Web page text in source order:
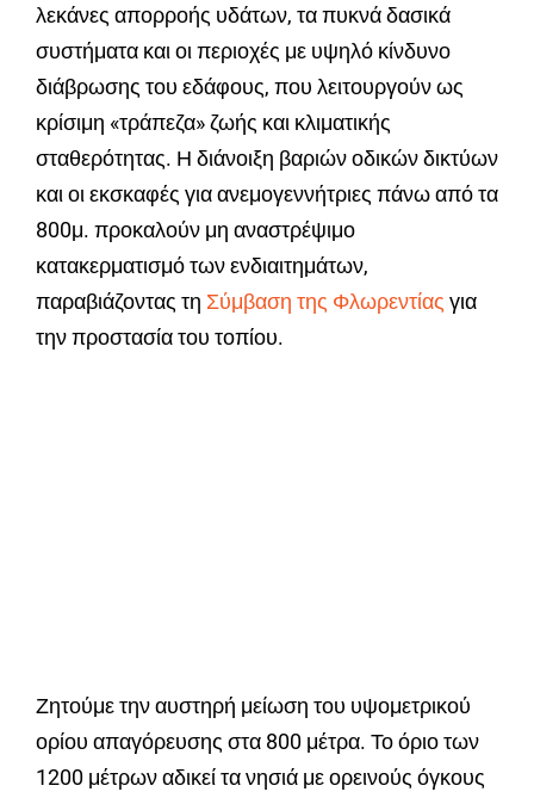
λεκάνες απορροής υδάτων, τα πυκνά δασικά
συστήματα και οι περιοχές με υψηλό κίνδυνο
διάβρωσης του εδάφους, που λειτουργούν ως
κρίσιμη «τράπεζα» ζωής και κλιματικής
σταθερότητας. Η διάνοιξη βαριών οδικών δικτύων
και οι εκσκαφές για ανεμογεννήτριες πάνω από τα
800μ. προκαλούν μη αναστρέψιμο
κατακερματισμό των ενδιαιτημάτων,
παραβιάζοντας τη Σύμβαση της Φλωρεντίας για
την προστασία του τοπίου.
Ζητούμε την αυστηρή μείωση του υψομετρικού
ορίου απαγόρευσης στα 800 μέτρα. Το όριο των
1200 μέτρων αδικεί τα νησιά με ορεινούς όγκους